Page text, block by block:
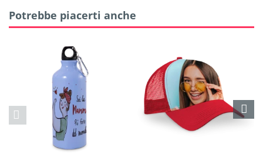
Potrebbe piacerti anche